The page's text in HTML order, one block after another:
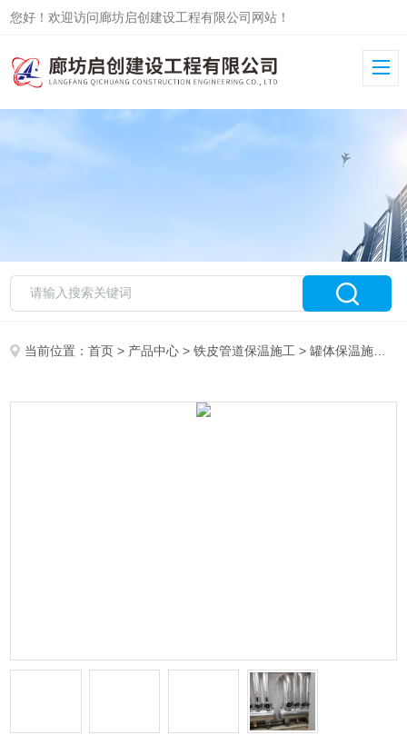
您好！欢迎访问廊坊启创建设工程有限公司网站！
当前位置：首页 > 产品中心 >铁皮管道保温施工 >罐体保温施工